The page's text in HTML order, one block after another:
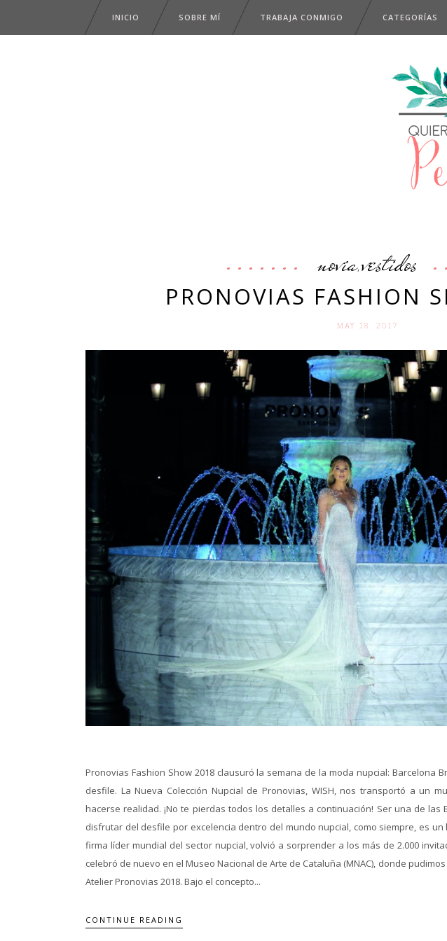
INICIO SOBRE MÍ TRABAJA CONMIGO CATEGORÍAS
novia,vestidos
PRONOVIAS FASHION
MAY 18. 2017
Pronovias Fashion Show 2018 clausuró la semana de la moda nupcial: Barcelona
desfile. La Nueva Colección Nupcial de Pronovias, WISH, nos transportó a un
hacerse realidad. ¡No te pierdas todos los detalles a continuación! Ser una de las
disfrutar del desfile por excelencia dentro del mundo nupcial, como siempre, es
firma líder mundial del sector nupcial, volvió a sorprender a los más de 2.000
celebró de nuevo en el Museo Nacional de Arte de Cataluña (MNAC), donde
Atelier Pronovias 2018. Bajo el concepto...
CONTINUE READING